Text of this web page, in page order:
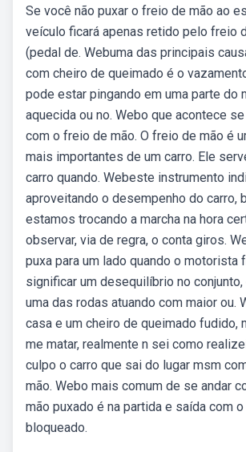
Se você não puxar o freio de mão ao
veículo ficará apenas retido pelo freio
(pedal de. Webuma das principais
com cheiro de queimado é o
pode estar pingando em uma parte do
aquecida ou no. Webo que acontece
com o freio de mão. O freio de mão é
mais importantes de um carro. Ele
carro quando. Webeste instrumento
aproveitando o desempenho do carro,
estamos trocando a marcha na hora
observar, via de regra, o conta giros.
puxa para um lado quando o motorista
significar um desequilíbrio no
uma das rodas atuando com maior ou.
casa e um cheiro de queimado fudido,
me matar, realmente n sei como
culpo o carro que sai do lugar msm
mão. Webo mais comum de se andar
mão puxado é na partida e saída com o
bloqueado.